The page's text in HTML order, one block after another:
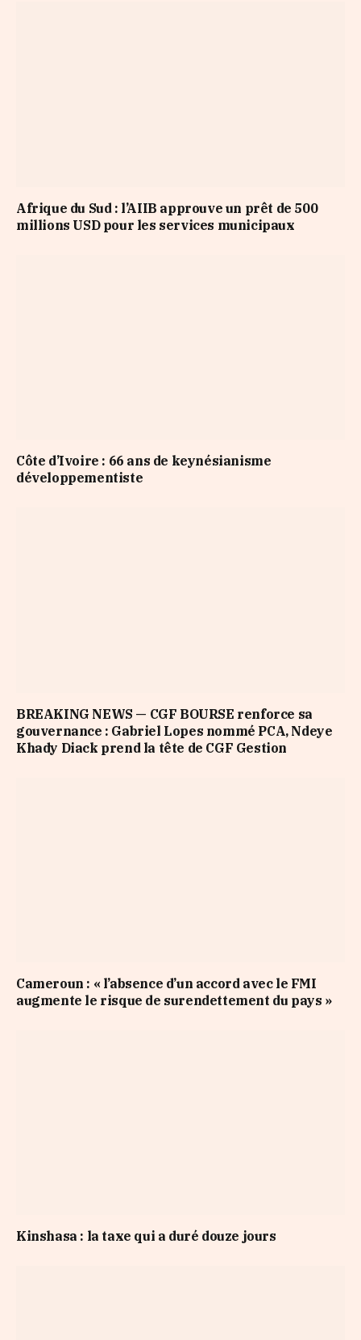
Afrique du Sud : l’AIIB approuve un prêt de 500
millions USD pour les services municipaux
Côte d’Ivoire : 66 ans de keynésianisme
développementiste
BREAKING NEWS — CGF BOURSE renforce sa
gouvernance : Gabriel Lopes nommé PCA, Ndeye
Khady Diack prend la tête de CGF Gestion
Cameroun : « l’absence d’un accord avec le FMI
augmente le risque de surendettement du pays »
Kinshasa : la taxe qui a duré douze jours